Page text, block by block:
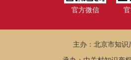
官方微信
主办：北京市知识